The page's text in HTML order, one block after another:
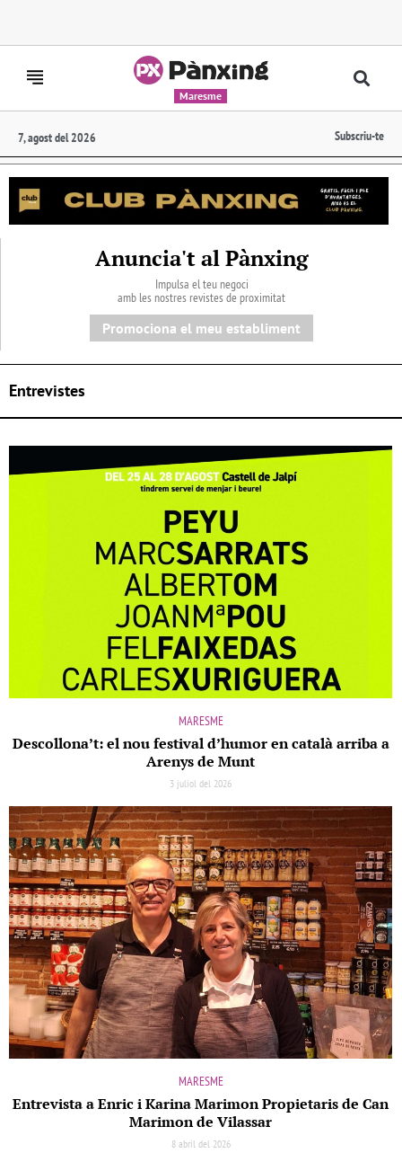
Maresme
7, agost del 2026 Subscriu-te
Anuncia't al Pànxing
Impulsa el teu negoci
amb les nostres revistes de proximitat
Promociona el meu establiment
Entrevistes
MARESME
Descollona’t: el nou festival d’humor en català arriba a
Arenys de Munt
3 juliol del 2026
MARESME
Entrevista a Enric i Karina Marimon Propietaris de Can
Marimon de Vilassar
8 abril del 2026